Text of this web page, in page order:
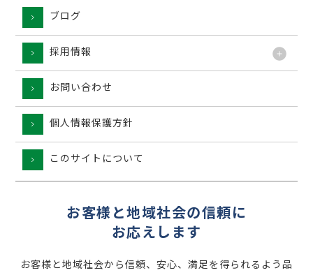
ブログ
採用情報
お問い合わせ
個人情報保護方針
このサイトについて
お客様と地域社会の信頼に
お応えします
お客様と地域社会から信頼、安心、満足を得られるよう品